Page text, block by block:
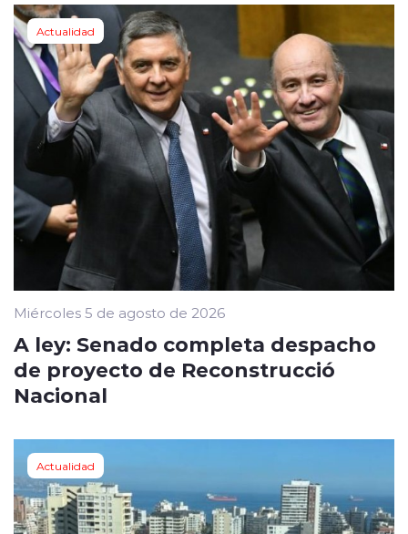
Actualidad
Miércoles 5 de agosto de 2026
A ley: Senado completa despacho
de proyecto de Reconstrucció
Nacional
Actualidad